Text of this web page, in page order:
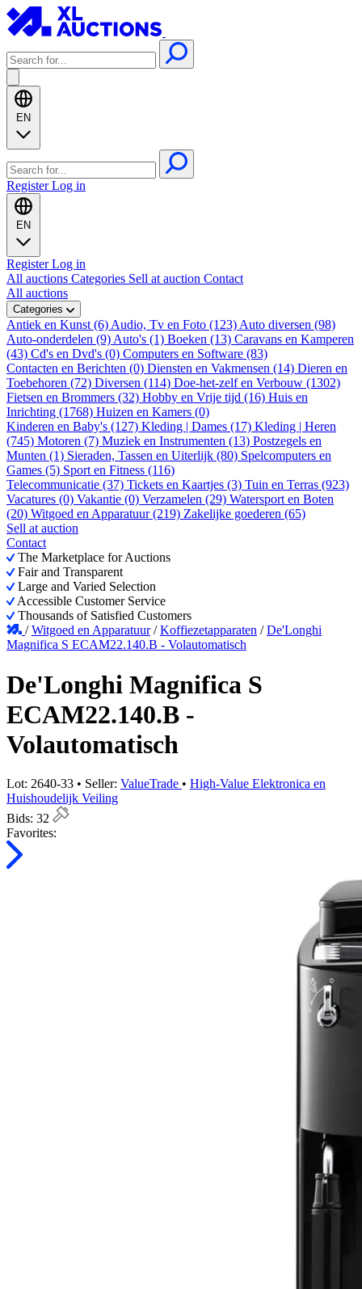
EN
RegisterLog in
EN
RegisterLog in
All auctions Categories Sell at auction Contact
All auctions
Categories
Antiek en Kunst (6) Audio, Tv en Foto (123) Auto diversen (98)
Auto-onderdelen (9) Auto's (1) Boeken (13) Caravans en Kamperen
(43) Cd's en Dvd's (0) Computers en Software (83)
Contacten en Berichten (0) Diensten en Vakmensen (14) Dieren en
Toebehoren (72) Diversen (114) Doe-het-zelf en Verbouw (1302)
Fietsen en Brommers (32) Hobby en Vrije tijd (16) Huis en
Inrichting (1768) Huizen en Kamers (0)
Kinderen en Baby's (127) Kleding | Dames (17) Kleding | Heren
(745) Motoren (7) Muziek en Instrumenten (13) Postzegels en
Munten (1) Sieraden, Tassen en Uiterlijk (80) Spelcomputers en
Games (5) Sport en Fitness (116)
Telecommunicatie (37) Tickets en Kaartjes (3) Tuin en Terras (923)
Vacatures (0) Vakantie (0) Verzamelen (29) Watersport en Boten
(20) Witgoed en Apparatuur (219) Zakelijke goederen (65)
Sell at auction
Contact
The Marketplace for Auctions
Fair and Transparent
Large and Varied Selection
Accessible Customer Service
Thousands of Satisfied Customers
/Witgoed en Apparatuur /Koffiezetapparaten /De'Longhi
Magnifica S ECAM22.140.B - Volautomatisch
De'Longhi Magnifica S
ECAM22.140.B -
Volautomatisch
Lot: 2640-33 • Seller: ValueTrade • High-Value Elektronica en
Huishoudelijk Veiling
Bids: 32
Favorites: